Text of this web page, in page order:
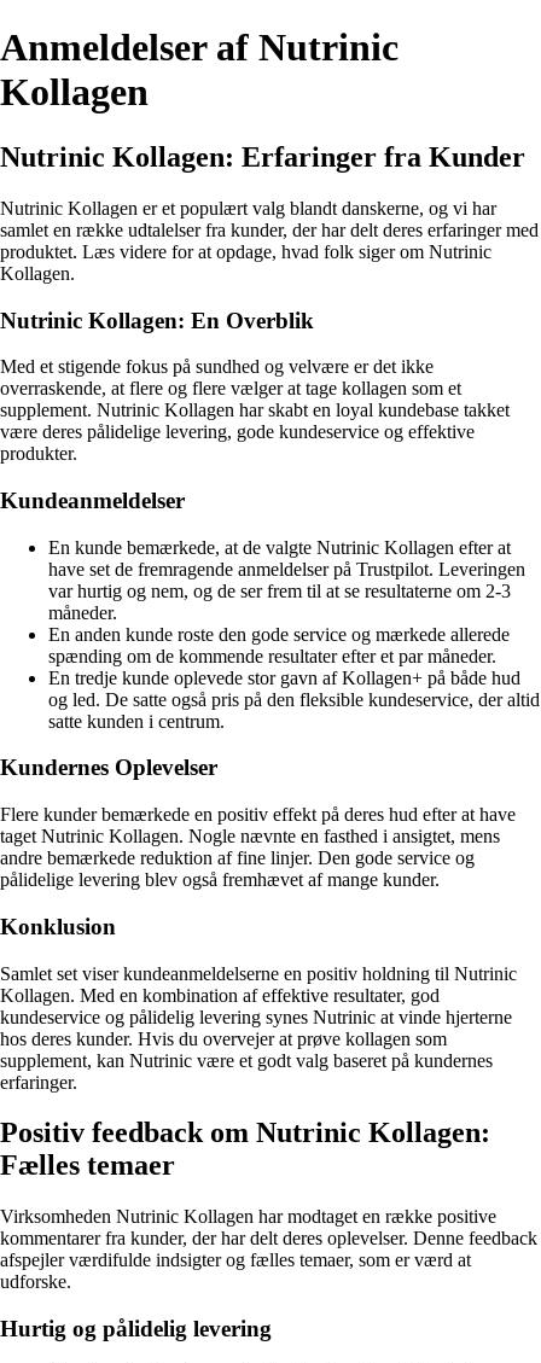
Anmeldelser af Nutrinic
Kollagen
Nutrinic Kollagen: Erfaringer fra Kunder
Nutrinic Kollagen er et populært valg blandt danskerne, og vi har
samlet en række udtalelser fra kunder, der har delt deres erfaringer med
produktet. Læs videre for at opdage, hvad folk siger om Nutrinic
Kollagen.
Nutrinic Kollagen: En Overblik
Med et stigende fokus på sundhed og velvære er det ikke
overraskende, at flere og flere vælger at tage kollagen som et
supplement. Nutrinic Kollagen har skabt en loyal kundebase takket
være deres pålidelige levering, gode kundeservice og effektive
produkter.
Kundeanmeldelser
En kunde bemærkede, at de valgte Nutrinic Kollagen efter at
have set de fremragende anmeldelser på Trustpilot. Leveringen
var hurtig og nem, og de ser frem til at se resultaterne om 2-3
måneder.
En anden kunde roste den gode service og mærkede allerede
spænding om de kommende resultater efter et par måneder.
En tredje kunde oplevede stor gavn af Kollagen+ på både hud
og led. De satte også pris på den fleksible kundeservice, der altid
satte kunden i centrum.
Kundernes Oplevelser
Flere kunder bemærkede en positiv effekt på deres hud efter at have
taget Nutrinic Kollagen. Nogle nævnte en fasthed i ansigtet, mens
andre bemærkede reduktion af fine linjer. Den gode service og
pålidelige levering blev også fremhævet af mange kunder.
Konklusion
Samlet set viser kundeanmeldelserne en positiv holdning til Nutrinic
Kollagen. Med en kombination af effektive resultater, god
kundeservice og pålidelig levering synes Nutrinic at vinde hjerterne
hos deres kunder. Hvis du overvejer at prøve kollagen som
supplement, kan Nutrinic være et godt valg baseret på kundernes
erfaringer.
Positiv feedback om Nutrinic Kollagen:
Fælles temaer
Virksomheden Nutrinic Kollagen har modtaget en række positive
kommentarer fra kunder, der har delt deres oplevelser. Denne feedback
afspejler værdifulde indsigter og fælles temaer, som er værd at
udforske.
Hurtig og pålidelig levering